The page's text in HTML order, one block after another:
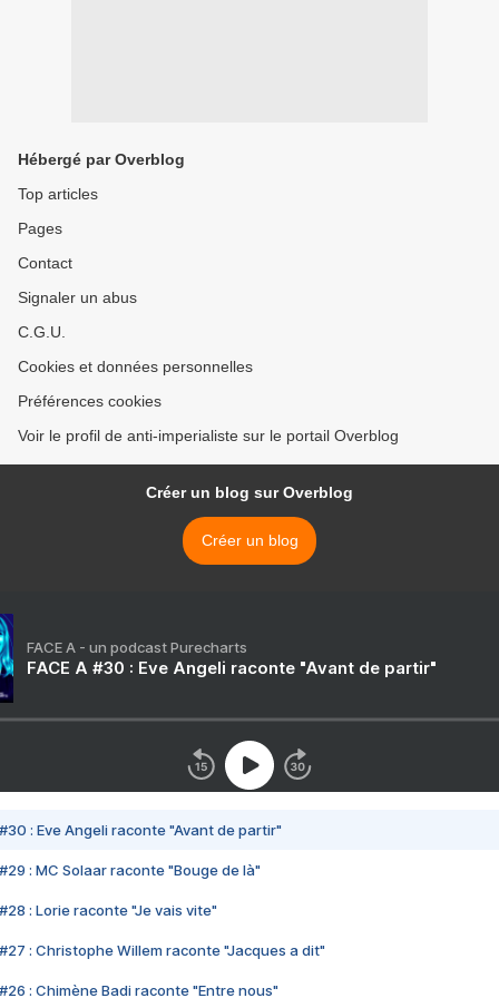
Hébergé par Overblog
Top articles
Pages
Contact
Signaler un abus
C.G.U.
Cookies et données personnelles
Préférences cookies
Voir le profil de anti-imperialiste sur le portail Overblog
Créer un blog sur Overblog
Créer un blog
FACE A - un podcast Purecharts
FACE A #30 : Eve Angeli raconte "Avant de partir"
#30 : Eve Angeli raconte "Avant de partir"
#29 : MC Solaar raconte "Bouge de là"
#28 : Lorie raconte "Je vais vite"
#27 : Christophe Willem raconte "Jacques a dit"
#26 : Chimène Badi raconte "Entre nous"